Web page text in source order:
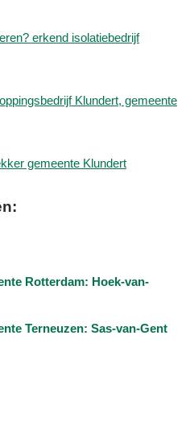
erkend isolatiebedrijf
Klundert, gemeente
gemeente Klundert
Rotterdam: Hoek-van-
Terneuzen: Sas-van-Gent